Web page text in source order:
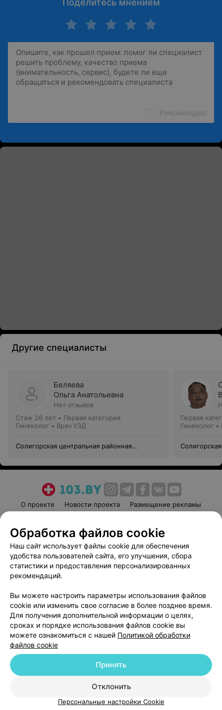
Поделитесь мнением
Рекомендую
Другие специалисты
Беляева
Ольга Анатольевна
Нет отзывов
Стаж 26 лет • Первая категория
Гинеколог • Врач УЗД
Солигорская центральная районная
Первая
Гинеколог
О проекте Новости проекта
Размещение рекламы
Пользовательское соглашение
Способы оплаты
Вакансии
Партнеры
Написать руководителю 103.by
Обработка персональных данных
© 2026 ООО «Артокс Лаб», УНП 191700409
| 220012, Республика Беларусь,
Служба поддержки +375 291212755
Обработка файлов cookie
Наш сайт использует файлы cookie для обеспечения
удобства пользователей сайта, его улучшения, сбора
статистики и предоставления персонализированных
рекомендаций.
Вы можете настроить параметры использования файлов
cookie или изменить свое согласие в более позднее время.
Для получения дополнительной информации о целях,
сроках и порядке использования файлов cookie вы
можете ознакомиться с нашей Политикой обработки
файлов cookie
Отклонить
Принять
Персональные настройки Cookie